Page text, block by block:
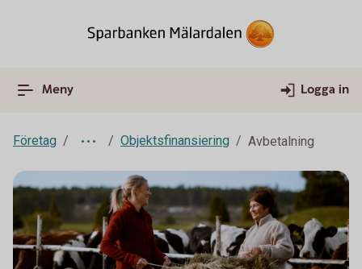
Meny Logga in
Företag Objektsfinansiering Avbetalning